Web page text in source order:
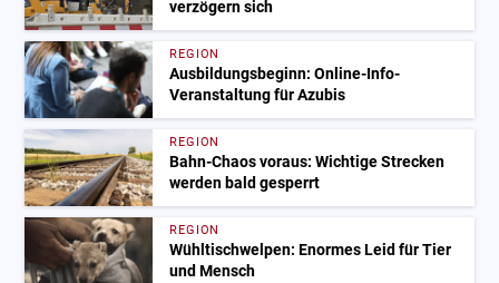
verzögern sich
REGION
Ausbildungsbeginn: Online-Info-
Veranstaltung für Azubis
REGION
Bahn-Chaos voraus: Wichtige Strecken
werden bald gesperrt
REGION
Wühltischwelpen: Enormes Leid für Tier
und Mensch